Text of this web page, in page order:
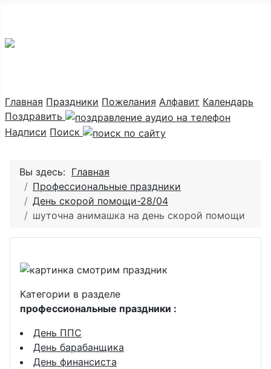
Главная Праздники Пожелания Алфавит Календарь
Поздравить
Надписи Поиск
Вы здесь: Главная
Профессиональные праздники
День скорой помощи-28/04
шуточна анимашка на день скорой помощи
Категории в разделе
профессиональные праздники :
День ППС
День барабанщика
День финансиста